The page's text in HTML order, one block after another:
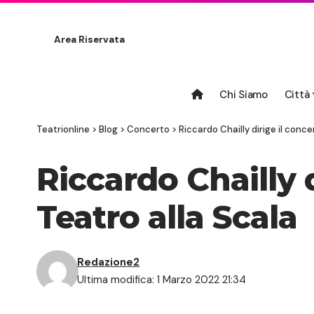
Area Riservata
Chi Siamo Città
Teatrionline > Blog > Concerto > Riccardo Chailly dirige il
Riccardo Chailly
Teatro alla Scala
Ultima modifica: 1 Marzo 2022 21:34
Redazione2